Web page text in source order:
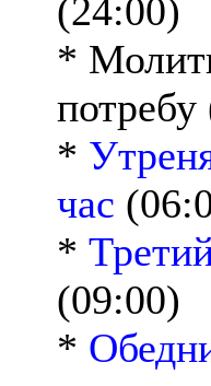
(24:00)
*
*
час
*
(09:00)
*